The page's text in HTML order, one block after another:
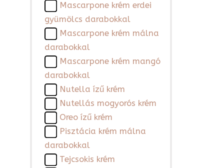
Mascarpone krém erdei
gyümölcs darabokkal
Mascarpone krém málna
darabokkal
Mascarpone krém mangó
darabokkal
Nutella ízű krém
Nutellás mogyorós krém
Oreo ízű krém
Pisztácia krém málna
darabokkal
Tejcsokis krém